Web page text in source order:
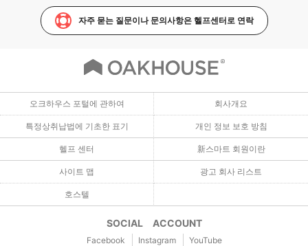
자주 묻는 질문이나 문의사항은 헬프센터로 연락
오크하우스 포털에 관하여 회사개요
특정상취납법에 기초한 표기 개인 정보 보호 방침
헬프 센터 新스마트 회원이란
사이트 맵 광고 회사 리스트
호스텔
SOCIAL ACCOUNT
Facebook Instagram YouTube